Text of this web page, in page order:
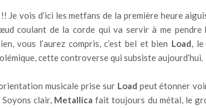
Je vois d’ici les metfans de la première heure
coulant de la corde qui va servir à me
vous l’aurez compris, c’est bel et bien Load, le
cette controverse qui subsiste aujourd’hui.
musicale prise sur Load peut étonner
clair, Metallica fait toujours du métal, le